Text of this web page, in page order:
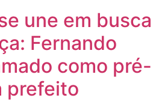
une em busca
Fernando
como pré-
prefeito